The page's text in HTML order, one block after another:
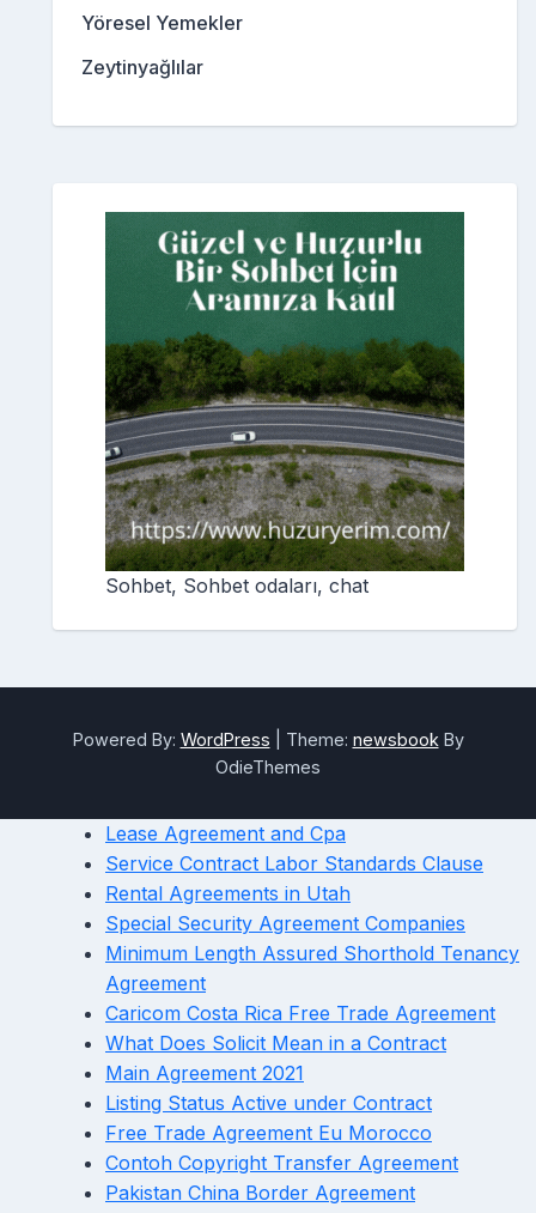
Yöresel Yemekler
Zeytinyağlılar
Sohbet, Sohbet odaları, chat
Powered By: WordPress Theme: newsbook By
OdieThemes
Lease Agreement and Cpa
Service Contract Labor Standards Clause
Rental Agreements in Utah
Special Security Agreement Companies
Minimum Length Assured Shorthold Tenancy
Agreement
Caricom Costa Rica Free Trade Agreement
What Does Solicit Mean in a Contract
Main Agreement 2021
Listing Status Active under Contract
Free Trade Agreement Eu Morocco
Contoh Copyright Transfer Agreement
Pakistan China Border Agreement